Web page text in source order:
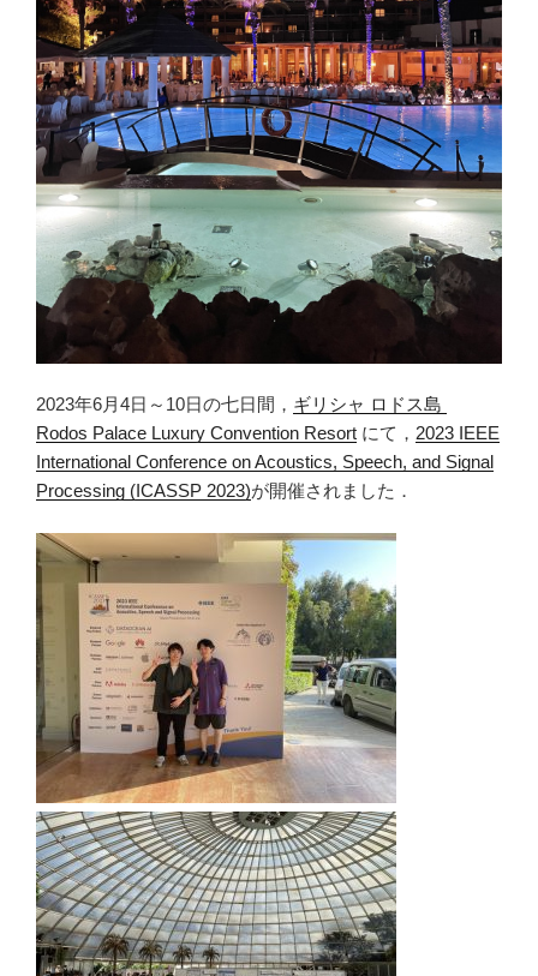
2023年6月4日～10日の七日間， ギリシャ ロドス島
Rodos Palace Luxury Convention Resort にて， 2023 IEEE
International Conference on Acoustics, Speech, and Signal
Processing (ICASSP 2023)が開催されました．